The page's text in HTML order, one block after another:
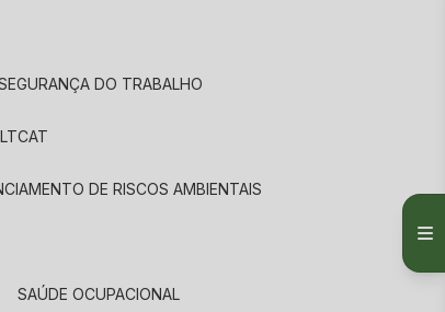
SEGURANÇA DO TRABALHO
LTCAT
DE RISCOS AMBIENTAIS
SAÚDE OCUPACIONAL